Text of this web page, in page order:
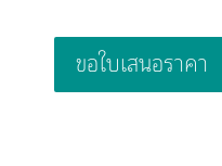
ขอใบเสนอราคา